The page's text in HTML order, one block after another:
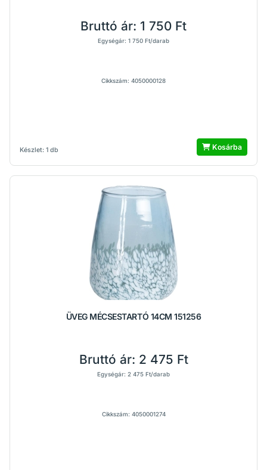
Készlet: 1 db
Bruttó ár: 1 750 Ft
Egységár: 1 750 Ft/darab
Cikkszám: 4050000128
Kosárba
ÜVEG MÉCSESTARTÓ 14CM 151256
Bruttó ár: 2 475 Ft
Egységár: 2 475 Ft/darab
Cikkszám: 4050001274